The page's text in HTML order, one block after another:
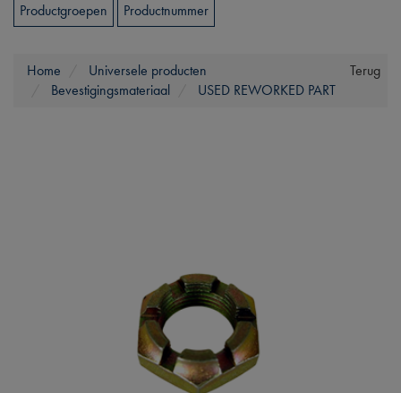
Productgroepen Productnummer
Terug
Home
Universele producten
Bevestigingsmateriaal
USED REWORKED PART